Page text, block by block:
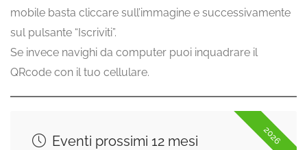
mobile basta cliccare sull’immagine e successivamente
sul pulsante “Iscriviti”.
Se invece navighi da computer puoi inquadrare il
QRcode con il tuo cellulare.
2026
Eventi prossimi 12 mesi